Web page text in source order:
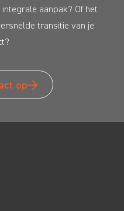
aanpak? Of het
transitie van je
op